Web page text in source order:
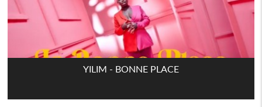
YILIM - BONNE PLACE